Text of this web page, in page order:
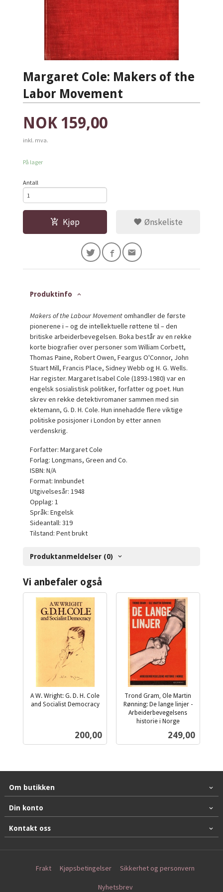
Margaret Cole: Makers of the
Labor Movement
Pris
NOK 159,00
inkl. mva.
På lager
Antall
Kjøp Ønskeliste
Produktinfo
Makers of the Labour Movementomhandler de første
pionerene i – og de intellektuelle røttene til – den
britiske arbeiderbevegelsen. Boka består av en rekke
korte biografier over personer som William Corbett,
Thomas Paine, Robert Owen, Feargus O'Connor, John
Stuart Mill, Francis Place, Sidney Webb og H. G. Wells.
Har register. Margaret Isabel Cole (1893-1980) var en
engelsk sosialistisk politiker, forfatter og poet. Hun
skrev en rekke detektivromaner sammen med sin
ektemann, G. D. H. Cole. Hun innehadde flere viktige
politiske posisjoner i London by etter annen
verdenskrig.
Forfatter: Margaret Cole
Forlag: Longmans, Green and Co.
ISBN: N/A
Format: Innbundet
Utgivelsesår: 1948
Opplag: 1
Språk: Engelsk
Sideantall: 319
Tilstand: Pent brukt
Produktanmeldelser (0)
Vi anbefaler også
A W. Wright: G. D. H. Cole
and Socialist Democracy
Pris
200,00
Trond Gram, Ole Martin
Rønning: De lange linjer -
Arbeiderbevegelsens
historie i Norge
Pris
249,00
Om butikken
Din konto
Kontakt oss
Frakt Kjøpsbetingelser Sikkerhet og personvern
Nyhetsbrev